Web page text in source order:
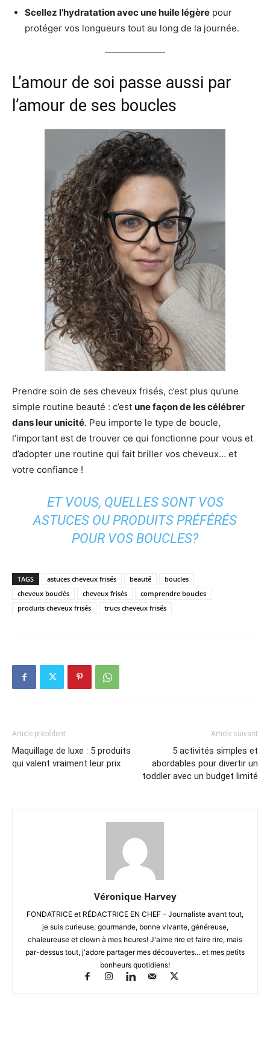
Scellez l’hydratation avec une huile légère pour
protéger vos longueurs tout au long de la journée.
L’amour de soi passe aussi par
l’amour de ses boucles
Prendre soin de ses cheveux frisés, c’est plus qu’une
simple routine beauté : c’est une façon de les célébrer
dans leur unicité. Peu importe le type de boucle,
l’important est de trouver ce qui fonctionne pour vous et
d’adopter une routine qui fait briller vos cheveux… et
votre confiance !
ET VOUS, QUELLES SONT VOS
ASTUCES OU PRODUITS PRÉFÉRÉS
POUR VOS BOUCLES?
TAGS astuces cheveux frisés beauté
boucles
cheveux bouclés
cheveux frisés
comprendre boucles
produits cheveux frisés
trucs cheveux frisés
Article précédent
Maquillage de luxe : 5 produits
qui valent vraiment leur prix
Article suivant
5 activités simples et
abordables pour divertir un
toddler avec un budget limité
Véronique Harvey
FONDATRICE et RÉDACTRICE EN CHEF – Journaliste avant tout,
je suis curieuse, gourmande, bonne vivante, généreuse,
chaleureuse et clown à mes heures! J'aime rire et faire rire, mais
par-dessus tout, j'adore partager mes découvertes... et mes petits
bonheurs quotidiens!